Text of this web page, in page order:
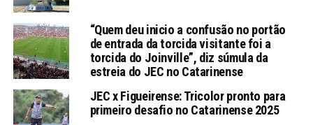
“Quem deu inicio a confusão no portão
de entrada da torcida visitante foi a
torcida do Joinville”, diz súmula da
estreia do JEC no Catarinense
JEC x Figueirense: Tricolor pronto para
primeiro desafio no Catarinense 2025